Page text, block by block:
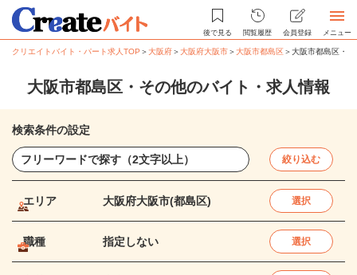
後で見る 閲覧履歴 会員登録 メニュー
クリエイトバイト・パート求人TOP ＞大阪府＞大阪府大阪市＞大阪市都島区＞大阪市都島区・
大阪市都島区・その他のバイト・求人情報
検索条件の設定
絞り込む
エリア 大阪府大阪市(都島区) 選択
職種 指定しない 選択